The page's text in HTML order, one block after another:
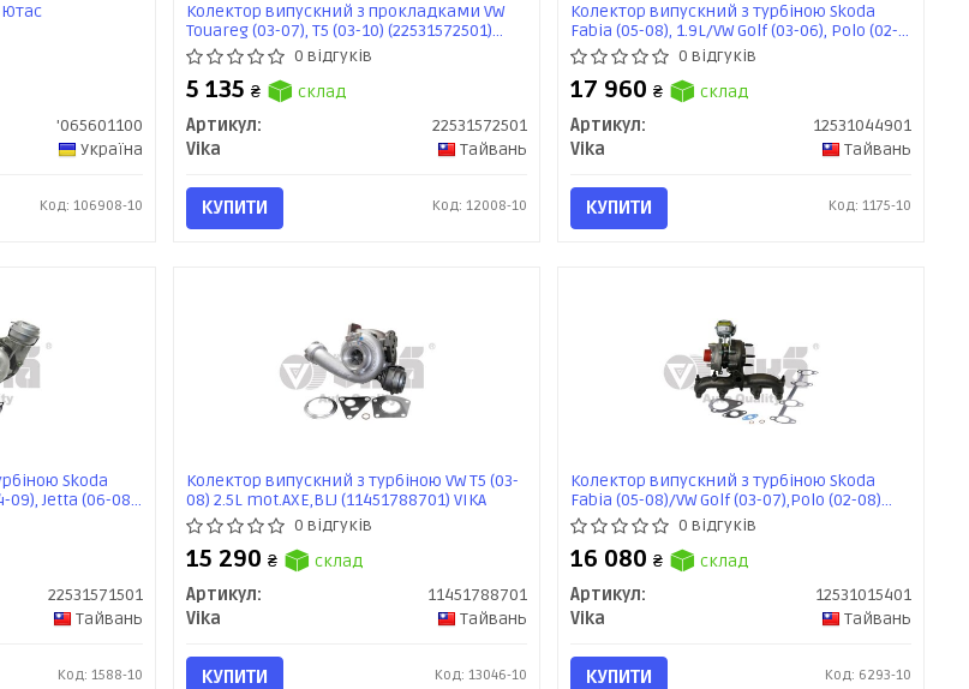
Ютас
'065601100
Україна
Код: 106908-10
Колектор випускний з прокладками VW
Touareg (03-07), T5 (03-10) (22531572501)
VIKA
0 відгуків
5 135₴
склад
Артикул:
22531572501
Vika
Тайвань
КУПИТИ Код: 12008-10
Колектор випускний з турбіною Skoda
Fabia (05-08), 1.9L/VW Golf (03-06), Polo (02-
08) VIKA
0 відгуків
17 960₴
склад
Артикул:
12531044901
Vika
Тайвань
КУПИТИ Код: 1175-10
Skoda
09), Jetta (06-08),
(22531571501)
22531571501
Тайвань
Код: 1588-10
Колектор випускний з турбіною VW T5 (03-
08) 2.5L mot.AXE,BLJ (11451788701) VIKA
0 відгуків
15 290₴
склад
Артикул:
11451788701
Vika
Тайвань
КУПИТИ Код: 13046-10
Колектор випускний з турбіною Skoda
Fabia (05-08)/VW Golf (03-07),Polo (02-08)
(12531015401) VIKA0 відгуків
16 080₴
склад
Артикул:
12531015401
Vika
Тайвань
КУПИТИ Код: 6293-10